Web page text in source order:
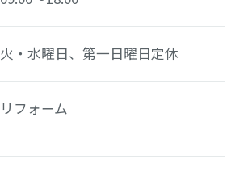
火・水曜日、第一日曜日定休
リフォーム